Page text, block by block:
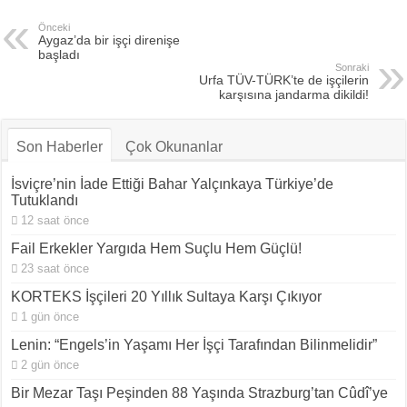
Önceki
Aygaz’da bir işçi direnişe
başladı
Sonraki
Urfa TÜV-TÜRK’te de işçilerin
karşısına jandarma dikildi!
Son Haberler Çok Okunanlar
İsviçre’nin İade Ettiği Bahar Yalçınkaya Türkiye’de
Tutuklandı
12 saat önce
Fail Erkekler Yargıda Hem Suçlu Hem Güçlü!
23 saat önce
KORTEKS İşçileri 20 Yıllık Sultaya Karşı Çıkıyor
1 gün önce
Lenin: “Engels’in Yaşamı Her İşçi Tarafından Bilinmelidir”
2 gün önce
Bir Mezar Taşı Peşinden 88 Yaşında Strazburg’tan Cûdî’ye